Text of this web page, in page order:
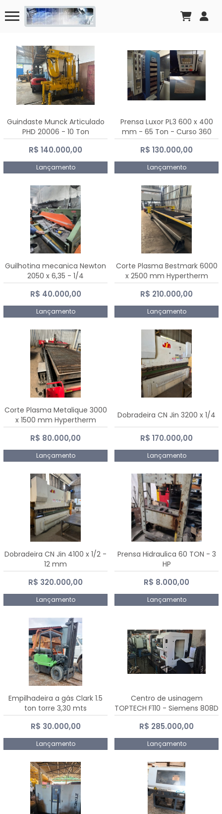
Guindaste Munck Articulado
PHD 20006 - 10 Ton
R$ 140.000,00
Lançamento
Prensa Luxor PL3 600 x 400
mm - 65 Ton - Curso 360
mm
R$ 130.000,00
Lançamento
Guilhotina mecanica Newton
2050 x 6,35 - 1/4
R$ 40.000,00
Lançamento
Corte Plasma Bestmark 6000
x 2500 mm Hypertherm
MaxPro 200
R$ 210.000,00
Lançamento
Corte Plasma Metalique 3000
x 1500 mm Hypertherm
Powermax 45 xp
R$ 80.000,00
Lançamento
Dobradeira CN Jin 3200 x 1/4
R$ 170.000,00
Lançamento
Dobradeira CN Jin 4100 x 1/2 -
12 mm
R$ 320.000,00
Lançamento
Prensa Hidraulica 60 TON - 3
HP
R$ 8.000,00
Lançamento
Empilhadeira a gás Clark 1.5
ton torre 3,30 mts
R$ 30.000,00
Lançamento
Centro de usinagem
TOPTECH F110 - Siemens 808D
Advanced
R$ 285.000,00
Lançamento